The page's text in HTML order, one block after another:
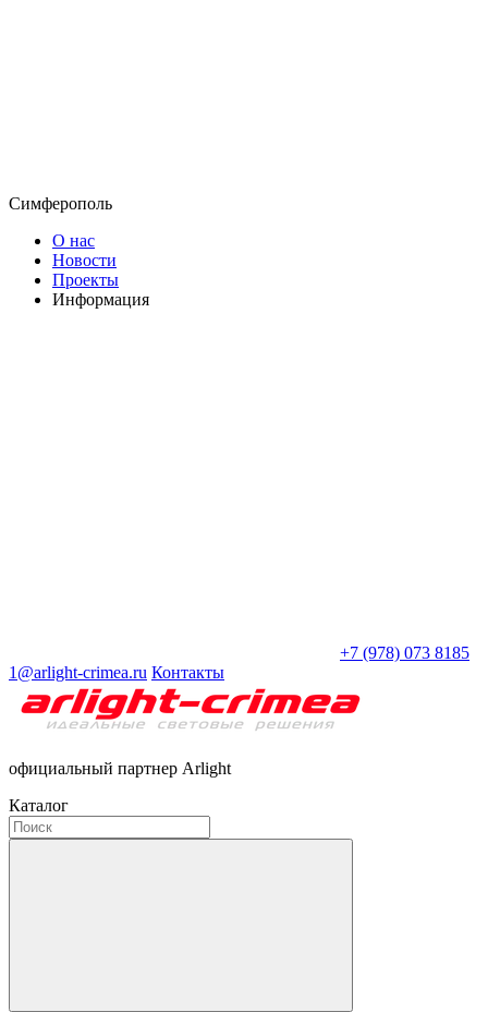
Симферополь
О нас
Новости
Проекты
Информация
+7 (978) 073 8185
1@arlight-crimea.ru Контакты
официальный партнер Arlight
Каталог